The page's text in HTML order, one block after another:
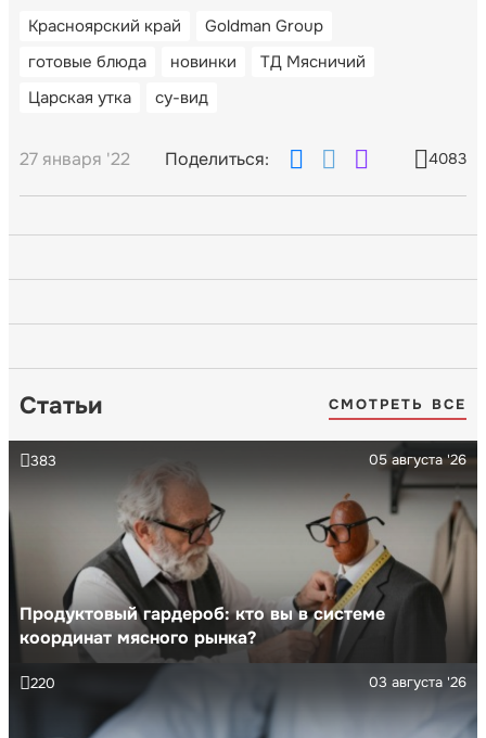
Красноярский край
Goldman Group
готовые блюда
новинки
ТД Мясничий
Царская утка
су-вид
27 января '22 Поделиться: 4083
Статьи СМОТРЕТЬ ВСЕ
Продуктовый гардероб: кто вы в системе
координат мясного рынка?
05 августа '26
383
03 августа '26
220